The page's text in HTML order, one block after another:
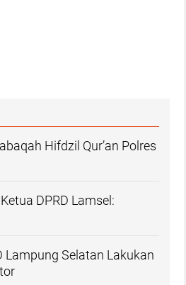
Hifdzil Qur’an Polres
DPRD Lamsel:
Lampung Selatan Lakukan